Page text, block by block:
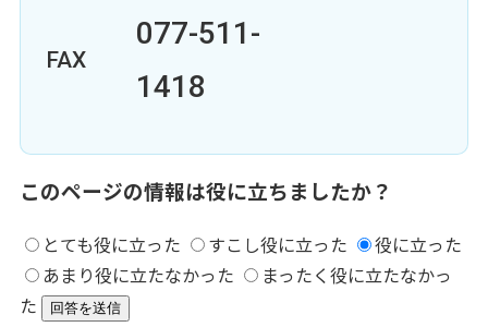
FAX
077-511-
1418
このページの情報は役に立ちましたか？
とても役に立った すこし役に立った
役に立った
あまり役に立たなかった
まったく役に立たなかっ
た
回答を送信